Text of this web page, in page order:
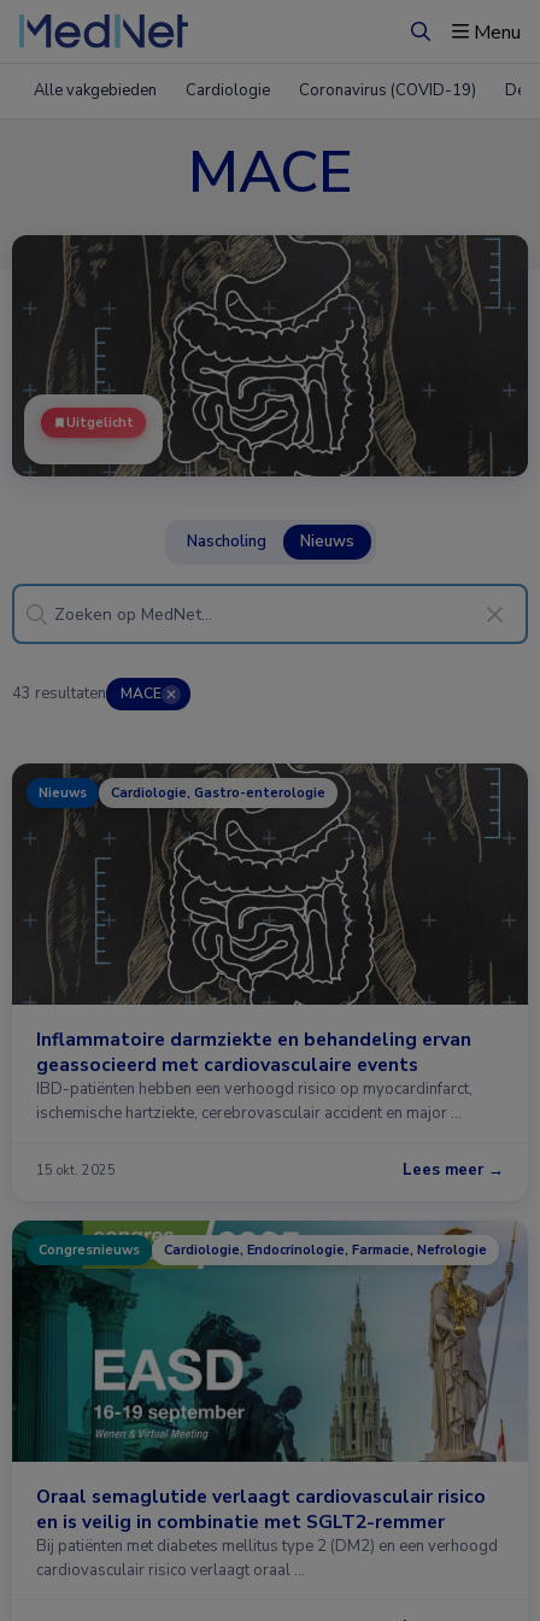
ZoekenMenu
Alle vakgebieden Cardiologie Coronavirus (COVID-19)
MACE
Uitgelicht
Nascholing Nieuws
43 resultaten MACE ✕
Nieuws Cardiologie, Gastro-enterologie
Inflammatoire darmziekte en behandeling ervan
geassocieerd met cardiovasculaire events
IBD-patiënten hebben een verhoogd risico op myocardinfarct,
ischemische hartziekte, cerebrovasculair accident en major …
15 okt. 2025 Lees meer →
Congresnieuws Cardiologie, Endocrinologie, Farmacie, Nefrologie
Oraal semaglutide verlaagt cardiovasculair risico
en is veilig in combinatie met SGLT2-remmer
Bij patiënten met diabetes mellitus type 2 (DM2) en een verhoogd
cardiovasculair risico verlaagt oraal …